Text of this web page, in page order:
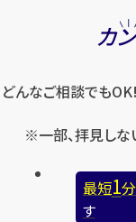
カ
どんなご相談でも
※一部、拝見しな
最短1分
す